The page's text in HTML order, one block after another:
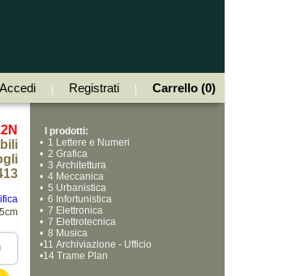
Accedi Registrati Carrello (0)
I prodotti:
• 1 Lettere e Numeri
• 2 Grafica
• 3 Architettura
• 4 Meccanica
• 5 Urbanistica
• 6 Infortunistica
• 7 Elettronica
• 7 Elettrotecnica
• 8 Musica
•11 Archiviazione - Ufficio
•14 Trame Plan